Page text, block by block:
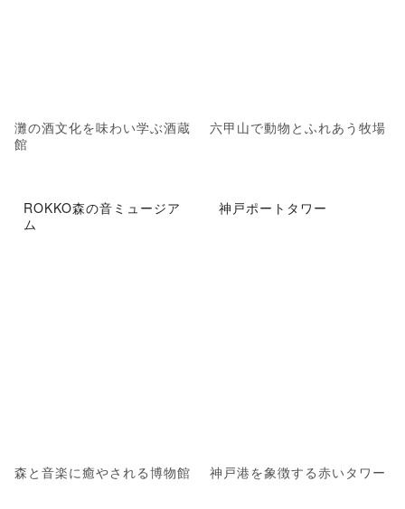
灘の酒文化を味わい学ぶ酒蔵
館
六甲山で動物とふれあう牧場
ROKKO森の音ミュージア
ム
森と音楽に癒やされる博物館
神戸ポートタワー
神戸港を象徴する赤いタワー